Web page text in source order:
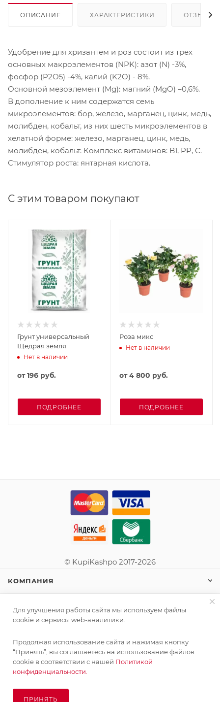
ОПИСАНИЕ ХАРАКТЕРИСТИКИ ОТЗЫВЫ
Удобрение для хризантем и роз состоит из трех
основных макроэлементов (NPK): азот (N) -3%,
фосфор (P2O5) -4%, калий (K2O) - 8%.
Основной мезоэлемент (Mg): магний (MgO) –0,6%.
В дополнение к ним содержатся семь
микроэлементов: бор, железо, марганец, цинк, медь,
молибден, кобальт, из них шесть микроэлементов в
хелатной форме: железо, марганец, цинк, медь,
молибден, кобальт. Комплекс витаминов: B1, PP, С.
Стимулятор роста: янтарная кислота.
С этим товаром покупают
Грунт универсальный
Щедрая земля
Нет в наличии
от196 руб.
ПОДРОБНЕЕ
Роза микс
Нет в наличии
от4 800 руб.
ПОДРОБНЕЕ
© KupiKashpo 2017-2026
КОМПАНИЯ
ПОДПИСАТЬСЯ НА РАССЫЛКУ
Для улучшения работы сайта мы используем файлы
cookie и сервисы web-аналитики.
Продолжая использование сайта и нажимая кнопку
“Принять”, вы соглашаетесь на использование файлов
cookie в соответствии с нашей Политикой
конфиденциальности.
ПРИНЯТЬ